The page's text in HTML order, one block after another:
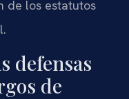
de los estatutos
defensas
de